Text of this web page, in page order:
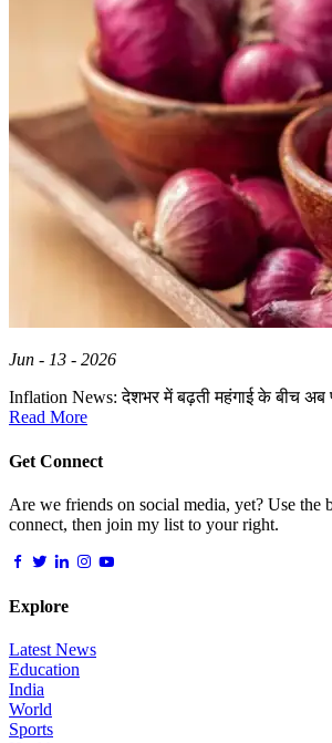
Jun - 13 - 2026
Inflation News: देशभर में बढ़ती महंगाई के बीच अब
Read More
Get Connect
Are we friends on social media, yet? Use the
connect, then join my list to your right.
Explore
Latest News
Education
India
World
Sports